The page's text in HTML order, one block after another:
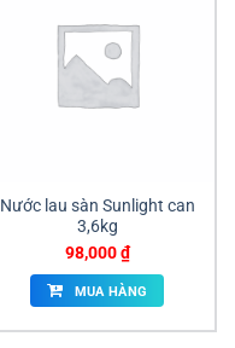
Nước lau sàn Sunlight can
3,6kg
98,000₫
MUA HÀNG